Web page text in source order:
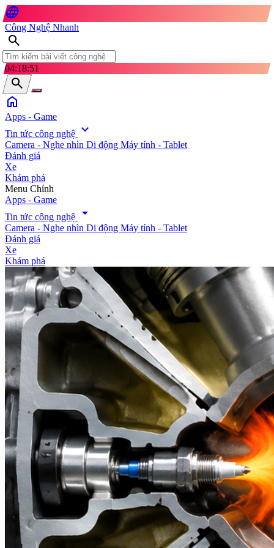
language
Công Nghệ Nhanh
search
04:18:52
search
home
Apps - Game
Tin tức công nghệ expand_more
Camera - Nghe nhìn Di động Máy tính - Tablet
Đánh giá
Xe
Khám phá
search
Menu Chính
Apps - Game
Tin tức công nghệ
arrow_drop_down
Camera - Nghe nhìn Di động Máy tính - Tablet
Đánh giá
Xe
Khám phá